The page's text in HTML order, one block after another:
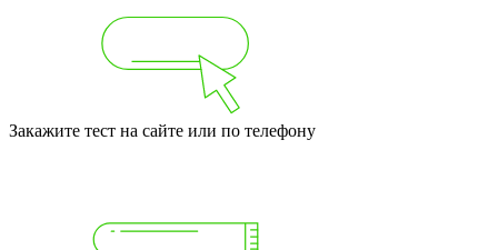
Закажите тест на сайте или по телефону